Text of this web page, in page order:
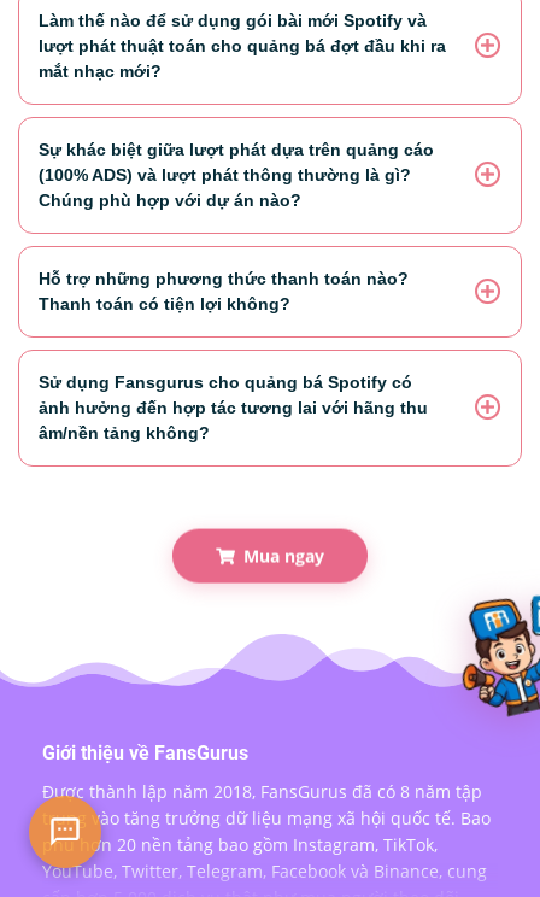
Làm thế nào để sử dụng gói bài mới Spotify và
lượt phát thuật toán cho quảng bá đợt đầu khi ra
mắt nhạc mới?
Sự khác biệt giữa lượt phát dựa trên quảng cáo
(100% ADS) và lượt phát thông thường là gì?
Chúng phù hợp với dự án nào?
Hỗ trợ những phương thức thanh toán nào?
Thanh toán có tiện lợi không?
Sử dụng Fansgurus cho quảng bá Spotify có
ảnh hưởng đến hợp tác tương lai với hãng thu
âm/nền tảng không?
Mua ngay
Giới thiệu về FansGurus
Được thành lập năm 2018, FansGurus đã có 8 năm tập
trung vào tăng trưởng dữ liệu mạng xã hội quốc tế. Bao
phủ hơn 20 nền tảng bao gồm Instagram, TikTok,
YouTube, Twitter, Telegram, Facebook và Binance, cung